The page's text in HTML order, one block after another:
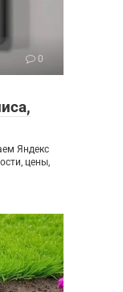
0
Яндекс
цены,